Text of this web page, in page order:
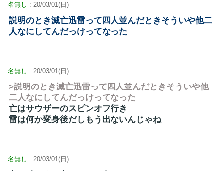
名無し : 20/03/01(日)
説明のとき滅亡迅雷って四人並んだときそういや他二
人なにしてんだっけってなった
名無し : 20/03/01(日)
>説明のとき滅亡迅雷って四人並んだときそういや他
二人なにしてんだっけってなった
亡はサウザーのスピンオフ行き
雷は何か変身後だしもう出ないんじゃね
名無し : 20/03/01(日)